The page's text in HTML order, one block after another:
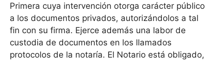
Primera cuya intervención otorga carácter público
a los documentos privados, autorizándolos a tal
fin con su firma. Ejerce además una labor de
custodia de documentos en los llamados
protocolos de la notaría. El Notario está obligado,